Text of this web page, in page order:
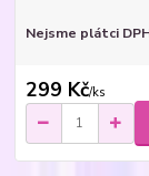
Nejsme plátci
299 Kč/ks